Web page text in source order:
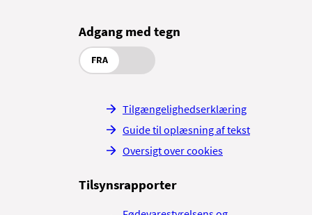
Adgang med tegn
FRA
Tilgængelighedserklæring
Guide til oplæsning af tekst
Oversigt over cookies
Tilsynsrapporter